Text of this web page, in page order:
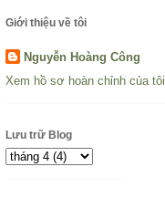
Giới thiệu về tôi
Nguyễn Hoàng Công
Xem hồ sơ hoàn chỉnh của tôi
Lưu trữ Blog